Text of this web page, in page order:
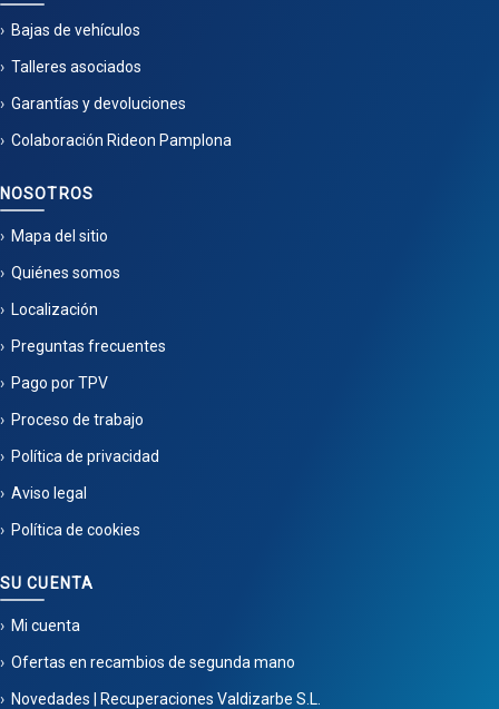
Bajas de vehículos
Talleres asociados
Garantías y devoluciones
Colaboración Rideon Pamplona
NOSOTROS
Mapa del sitio
Quiénes somos
Localización
Preguntas frecuentes
Pago por TPV
Proceso de trabajo
Política de privacidad
Aviso legal
Política de cookies
SU CUENTA
Mi cuenta
Ofertas en recambios de segunda mano
Novedades | Recuperaciones Valdizarbe S.L.